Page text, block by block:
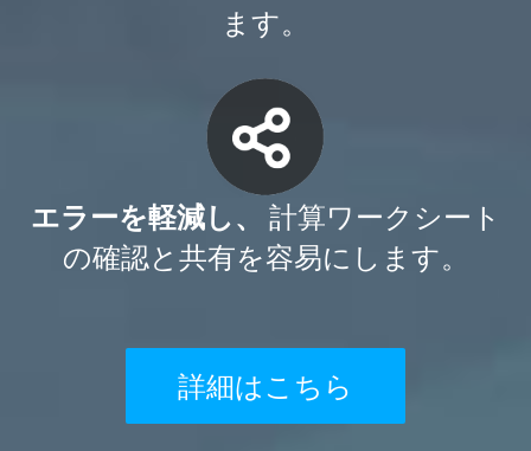
ます。
エラーを軽減し、
計算ワークシート
の確認と共有を容易にします。
詳細はこちら